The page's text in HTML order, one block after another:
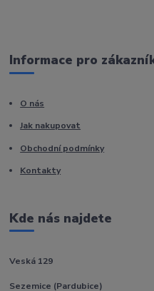
Informace pro
O nás
Jak nakupovat
Obchodní podmínky
Kontakty
Kde nás najdete
Veská 129
Sezemice (Pardubice)